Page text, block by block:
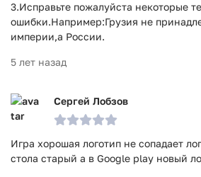
3.Исправьте пожалуйста некоторые
ошибки.Например:Грузия не
империи,а России.
5 лет назад
Сергей Лобзов
Игра хорошая логотип не сопадает
стола старый а в Google play новый